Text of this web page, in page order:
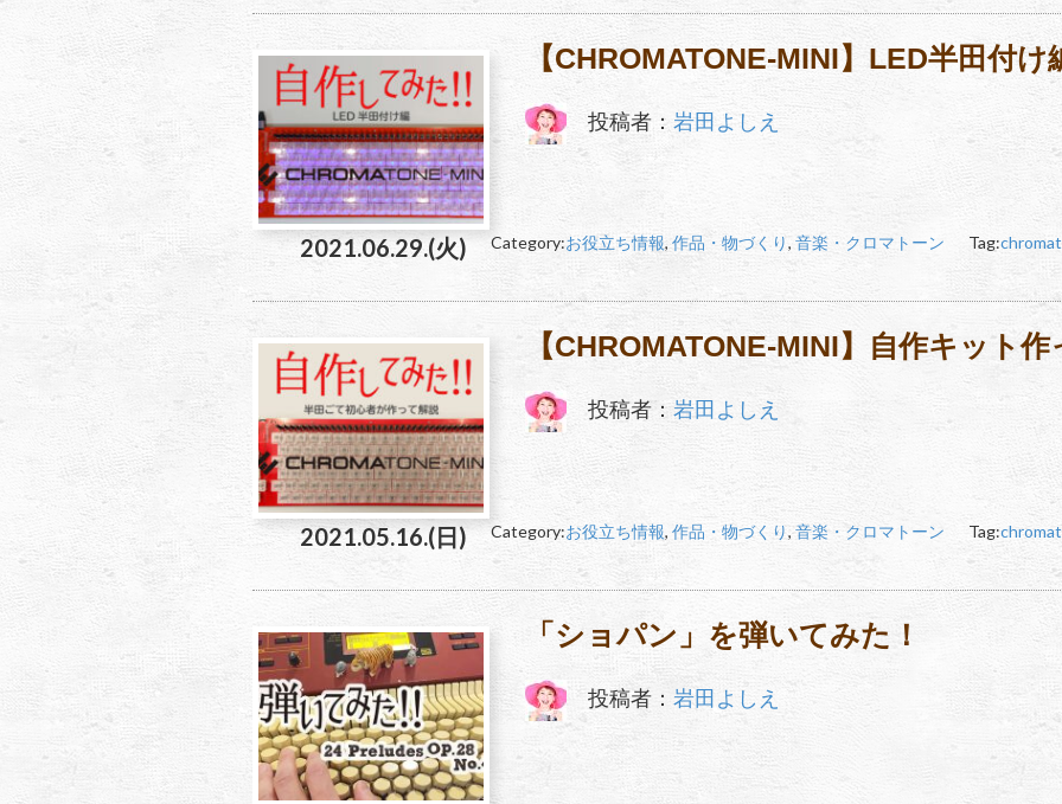
【CHROMATONE-MINI】LED半田付け
投稿者： 岩田よしえ
2021.06.29.(火) Category:お役立ち情報, 作品・物づくり, 音楽・クロマトーン Tag:
【CHROMATONE-MINI】自作キット
投稿者：岩田よしえ
2021.05.16.(日) Category:お役立ち情報, 作品・物づくり,音楽・クロマトーン Tag:
「ショパン」を弾いてみた！
投稿者： 岩田よしえ